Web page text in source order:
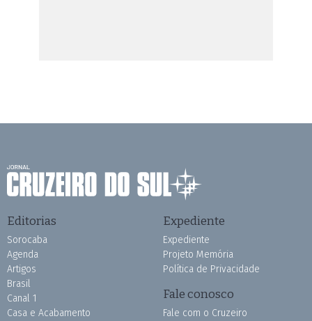
Editorias
Sorocaba
Agenda
Artigos
Brasil
Canal 1
Casa e Acabamento
Expediente
Expediente
Projeto Memória
Política de Privacidade
Fale conosco
Fale com o Cruzeiro